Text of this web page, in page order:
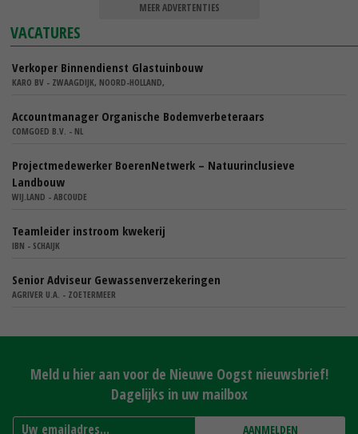
MEER ADVERTENTIES
VACATURES
Verkoper Binnendienst Glastuinbouw
KARO BV - ZWAAGDIJK, NOORD-HOLLAND,
Accountmanager Organische Bodemverbeteraars
COMGOED B.V. - NL
Projectmedewerker BoerenNetwerk – Natuurinclusieve
Landbouw
WIJ.LAND - ABCOUDE
Teamleider instroom kwekerij
IBN - SCHAIJK
Senior Adviseur Gewassenverzekeringen
AGRIVER U.A. - ZOETERMEER
Meld u hier aan voor de Nieuwe Oogst nieuwsbrief!
Dagelijks in uw mailbox
AANMELDEN